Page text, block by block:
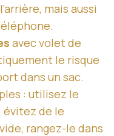
mais aussi
avec volet de
le risque
dans un sac.
: utilisez le
évitez de le
rangez-le dans